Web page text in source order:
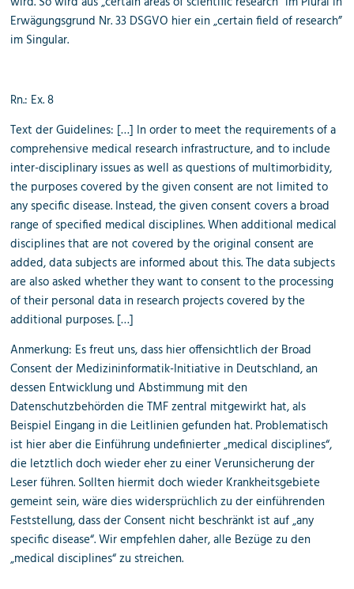
Erwägungsgrund Nr. 33 DSGVO hier ein „certain field of research”
im Singular.
Rn.: Ex. 8
Text der Guidelines: […] In order to meet the requirements of a
comprehensive medical research infrastructure, and to include
inter-disciplinary issues as well as questions of multimorbidity,
the purposes covered by the given consent are not limited to
any specific disease. Instead, the given consent covers a broad
range of specified medical disciplines. When additional medical
disciplines that are not covered by the original consent are
added, data subjects are informed about this. The data subjects
are also asked whether they want to consent to the processing
of their personal data in research projects covered by the
additional purposes. […]
Anmerkung: Es freut uns, dass hier offensichtlich der Broad
Consent der Medizininformatik-Initiative in Deutschland, an
dessen Entwicklung und Abstimmung mit den
Datenschutzbehörden die TMF zentral mitgewirkt hat, als
Beispiel Eingang in die Leitlinien gefunden hat. Problematisch
ist hier aber die Einführung undefinierter „medical disciplines“,
die letztlich doch wieder eher zu einer Verunsicherung der
Leser führen. Sollten hiermit doch wieder Krankheitsgebiete
gemeint sein, wäre dies widersprüchlich zu der einführenden
Feststellung, dass der Consent nicht beschränkt ist auf „any
specific disease“. Wir empfehlen daher, alle Bezüge zu den
„medical disciplines“ zu streichen.